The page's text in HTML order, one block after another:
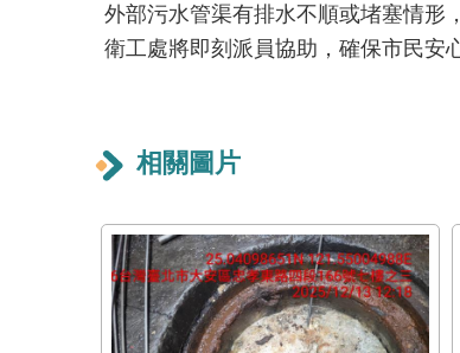
外部污水管渠有排水不順或堵塞情形
衛工處將即刻派員協助，確保市民安
相關圖片